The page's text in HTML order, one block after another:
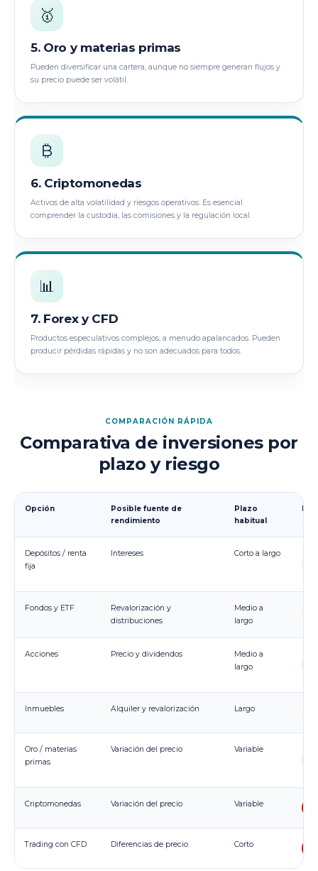
🥇
5. Oro y materias primas
Pueden diversificar una cartera, aunque no siempre generan flujos y
su precio puede ser volátil.
₿
6. Criptomonedas
Activos de alta volatilidad y riesgos operativos. Es esencial
comprender la custodia, las comisiones y la regulación local.
📊
7. Forex y CFD
Productos especulativos complejos, a menudo apalancados. Pueden
producir pérdidas rápidas y no son adecuados para todos.
COMPARACIÓN RÁPIDA
Comparativa de inversiones por
plazo y riesgo
Opción
Posible fuente de
rendimiento
Plazo
habitual
Depósitos / renta
fija
Intereses Corto a largo
Fondos y ETF
Revalorización y
distribuciones
Medio a
largo
Acciones Precio y dividendos
Medio a
largo
Inmuebles Alquiler y revalorización Largo
Oro / materias
primas
Variación del precio Variable
Criptomonedas Variación del precio Variable
Trading con CFD Diferencias de precio Corto